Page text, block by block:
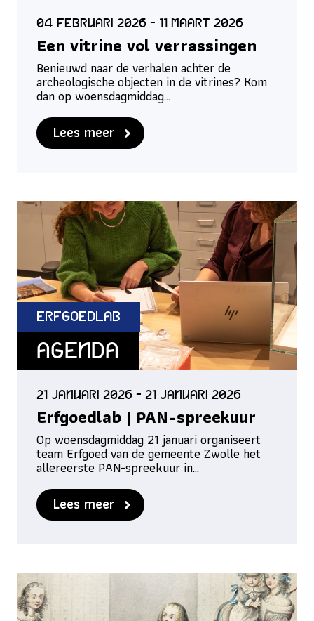
04 februari 2026 - 11 maart 2026
Een vitrine vol verrassingen
Benieuwd naar de verhalen achter de
archeologische objecten in de vitrines? Kom
dan op woensdagmiddag…
Lees meer
ErfgoedLab
Agenda
21 januari 2026 - 21 januari 2026
Erfgoedlab | PAN-spreekuur
Op woensdagmiddag 21 januari organiseert
team Erfgoed van de gemeente Zwolle het
allereerste PAN-spreekuur in…
Lees meer